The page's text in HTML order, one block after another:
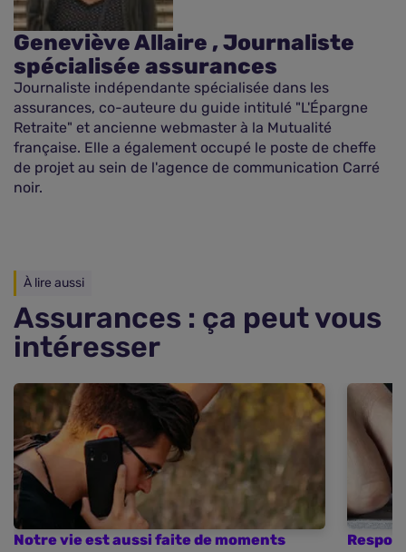
Geneviève Allaire , Journaliste
spécialisée assurances
Journaliste indépendante spécialisée dans les
assurances, co-auteure du guide intitulé "L'Épargne
Retraite" et ancienne webmaster à la Mutualité
française. Elle a également occupé le poste de cheffe
de projet au sein de l'agence de communication Carré
noir.
À lire aussi
Assurances : ça peut vous
intéresser
Notre vie est aussi faite de moments